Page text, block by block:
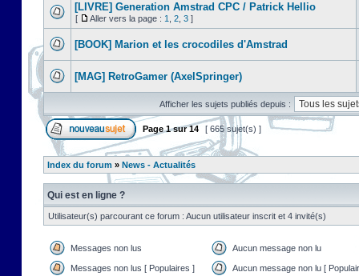
[LIVRE] Generation Amstrad CPC / Patrick Hellio
[ Aller vers la page : 1 2 3 ]
[BOOK] Marion et les crocodiles d'Amstrad
[MAG] RetroGamer (AxelSpringer)
Afficher les sujets publiés depuis :
Page1sur14 [ 665 sujet(s) ]
Index du forum » News - Actualités
Qui est en ligne ?
Utilisateur(s) parcourant ce forum : Aucun utilisateur inscrit et 4 invité(s)
Messages non lus Aucun message non lu
Messages non lus [ Populaires ] Aucun message non lu [